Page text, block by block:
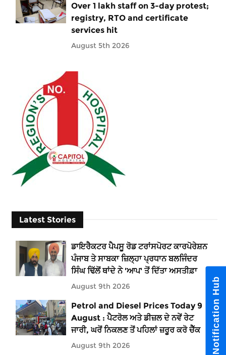
Over 1 lakh staff on 3-day protest;
registry, RTO and certificate
services hit
August 5th 2026
Latest Stories
ਡਾਇਰੈਕਟਰ ਪੈਪਸੂ ਰੋਡ ਟਰਾਂਸਪੋਰਟ ਕਾਰਪੋਰੇਸ਼ਨ
ਪੰਜਾਬ ਤੇ ਸਾਬਕਾ ਜ਼ਿਲ੍ਹਾ ਪ੍ਰਧਾਨ ਬਲਜਿੰਦਰ
ਸਿੰਘ ਢਿੱਲੋਂ ਥਾਂਦੇ ਨੇ 'ਆਪ' ਤੋਂ ਦਿੱਤਾ ਅਸਤੀਫ਼ਾ
August 9th 2026
Petrol and Diesel Prices Today 9
August : ਪੈਟਰੋਲ ਅਤੇ ਡੀਜ਼ਲ ਦੇ ਨਵੇਂ ਰੇਟ
ਜਾਰੀ, ਘਰੋਂ ਨਿਕਲਣ ਤੋਂ ਪਹਿਲਾਂ ਜ਼ਰੂਰ ਕਰੋ ਚੈੱਕ
August 9th 2026 Notification Hub